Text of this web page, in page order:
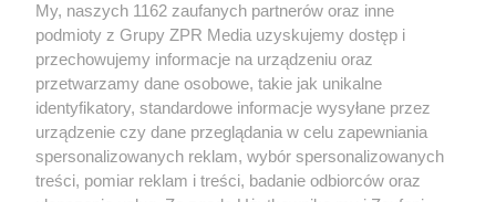
KOŚCIÓŁ
Z Kalisza na Jasną Górę. Pielgrzymi dziś
wyruszyli po raz 389.
My, naszych 1162 zaufanych partnerów oraz inne
podmioty z Grupy ZPR Media uzyskujemy dostęp i
przechowujemy informacje na urządzeniu oraz
przetwarzamy dane osobowe, takie jak unikalne
identyfikatory, standardowe informacje wysyłane przez
urządzenie czy dane przeglądania w celu zapewniania
spersonalizowanych reklam, wybór spersonalizowanych
treści, pomiar reklam i treści, badanie odbiorców oraz